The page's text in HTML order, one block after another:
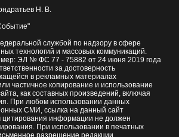
Н. В.
службой по надзору в сфере
технологий и массовых коммуникаций.
ЭЛ № ФС 77 - 75882 от 24 июня 2019 года
за достоверность
в рекламных материалах
частичное копирование и использование
как составных произведений, включая
При любом использовании данных
СМИ, ссылка на данный сайт
информации не должен
При использовании в печатных
разрешение редакции.